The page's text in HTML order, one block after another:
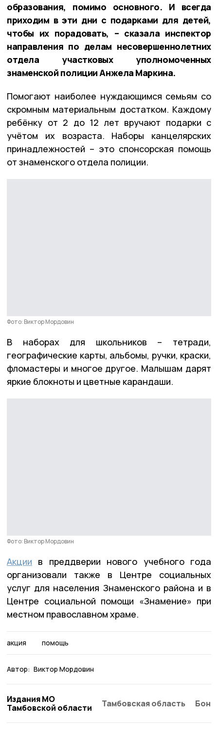
образования, помимо основного. И всегда
приходим в эти дни с подарками для детей,
чтобы их порадовать, – сказала инспектор
направления по делам несовершеннолетних
отдела участковых уполномоченных
знаменской полиции Анжела Маркина.
Помогают наиболее нуждающимся семьям со
скромным материальным достатком. Каждому
ребёнку от 2 до 12 лет вручают подарки с
учётом их возраста. Наборы канцелярских
принадлежностей – это спонсорская помощь
от знаменского отдела полиции.
Фото: Виктор Мордовин
В наборах для школьников – тетради,
географические карты, альбомы, ручки, краски,
фломастеры и многое другое. Малышам дарят
яркие блокноты и цветные карандаши.
Фото: Виктор Мордовин
Акции в преддверии нового учебного года
организовали также в Центре социальных
услуг для населения Знаменского района и в
Центре социальной помощи «Знамение» при
местном православном храме.
акция помощь
Автор: Виктор Мордовин
Издания МО
Тамбовской области
Тамбовская область